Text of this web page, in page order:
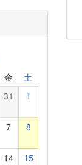
金 土
31 1
7 8
14 15